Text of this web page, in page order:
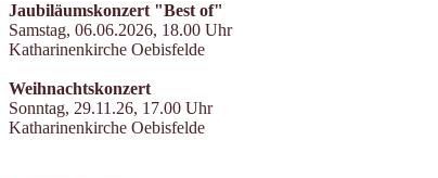
Jaubiläumskonzert "Best of"
Samstag, 06.06.2026, 18.00 Uhr
Katharinenkirche Oebisfelde
Weihnachtskonzert
Sonntag, 29.11.26, 17.00 Uhr
Katharinenkirche Oebisfelde